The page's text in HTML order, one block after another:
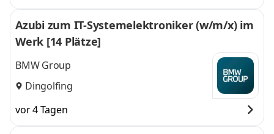
Azubi zum IT-Systemelektroniker (w/m/x) im
Werk [14 Plätze]
BMW Group
Dingolfing
vor 4 Tagen